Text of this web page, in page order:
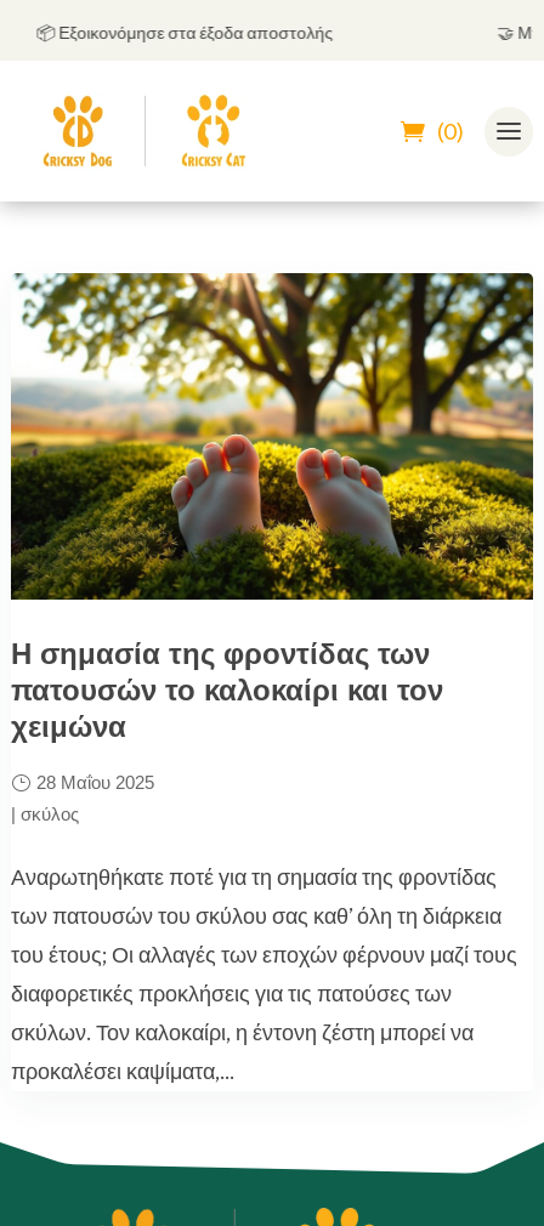
📦 Εξοικονόμησε στα έξοδα αποστολής
(0)
Η σημασία της φροντίδας των
πατουσών το καλοκαίρι και τον
χειμώνα
28 Μαΐου 2025
| σκύλος
Αναρωτηθήκατε ποτέ για τη σημασία της φροντίδας
των πατουσών του σκύλου σας καθ’ όλη τη διάρκεια
του έτους; Οι αλλαγές των εποχών φέρνουν μαζί τους
διαφορετικές προκλήσεις για τις πατούσες των
σκύλων. Τον καλοκαίρι, η έντονη ζέστη μπορεί να
προκαλέσει καψίματα,...